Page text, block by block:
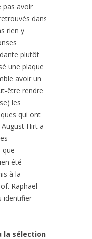
pas avoir
dans
rien y
plutôt
une plaque
avoir un
être rendre
les
qui ont
Hirt a
que
été
à la
Raphaël
identifier
la sélection